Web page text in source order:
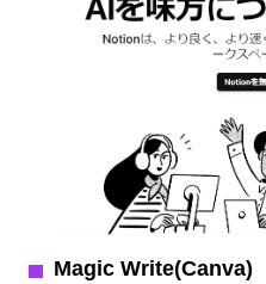
Magic Write(Canva)